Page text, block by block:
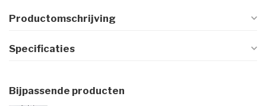
Productomschrijving
Specificaties
Bijpassende producten